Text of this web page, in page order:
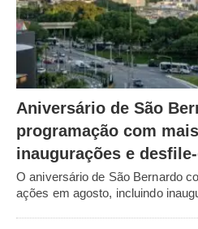
Aniversário de São
programação com
inaugurações e
O aniversário de São Bernardo
ações em agosto, incluindo